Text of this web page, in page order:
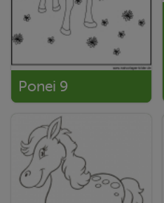
Ponei 9